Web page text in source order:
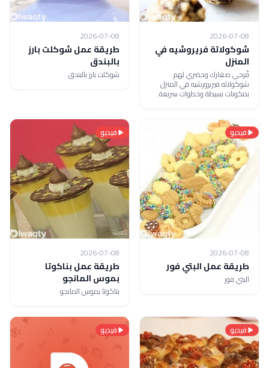
2026-07-08
شوكولاتة فريروشيه في
المنزل
فًرحي صغارك وحضري لهم
شوكولاته فيريرورشيه في المنزل
بمكونات بسيطة وخطوات سريعة.
2026-07-08
طريقة عمل شوكلت بارز
بالبندق
شوكلت بارز بالبندق
فيديو
2026-07-08
طريقة عمل البتي فور
البتي فور
فيديو
2026-07-08
طريقة عمل بناكوتا
بموس المانجو
بناكوتا بموس المانجو
فيديو فيديو